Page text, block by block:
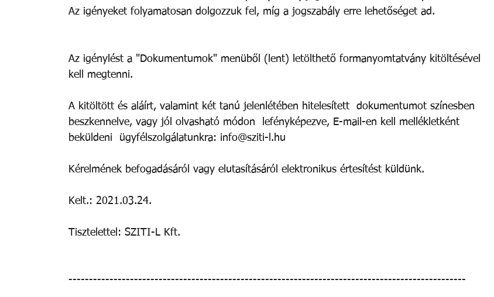
Az igényeket folyamatosan dolgozzuk fel, míg a jogszabály erre lehetőséget ad.
Az igénylést a "Dokumentumok" menüből (lent) letölthető formanyomtatvány kitöltésével
kell megtenni.
A kitöltött és aláírt, valamint két tanú jelenlétében hitelesített  dokumentumot színesben
beszkennelve, vagy jól olvasható módon  lefényképezve, E-mail-en kell mellékletként
beküldeni  ügyfélszolgálatunkra: info@sziti-l.hu
Kérelmének befogadásáról vagy elutasításáról elektronikus értesítést küldünk.
Kelt.: 2021.03.24.
Tisztelettel: SZITI-L Kft.
-------------------------------------------------------------------------------------------------